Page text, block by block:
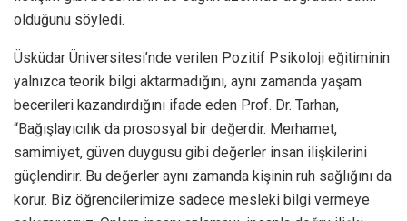
olduğunu söyledi.
Üsküdar Üniversitesi’nde verilen Pozitif Psikoloji eğitiminin
yalnızca teorik bilgi aktarmadığını, aynı zamanda yaşam
becerileri kazandırdığını ifade eden Prof. Dr. Tarhan,
“Bağışlayıcılık da prososyal bir değerdir. Merhamet,
samimiyet, güven duygusu gibi değerler insan ilişkilerini
güçlendirir. Bu değerler aynı zamanda kişinin ruh sağlığını da
korur. Biz öğrencilerimize sadece mesleki bilgi vermeye